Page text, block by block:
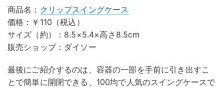
商品名： クリップスイングケース
価格：￥110（税込）
サイズ（約）：8.5×5.4×高さ8.5cm
販売ショップ：ダイソー
最後にご紹介するのは、容器の一部を手前に引き出すこ
とで簡単に開閉できる、100均で人気のスイングケースで